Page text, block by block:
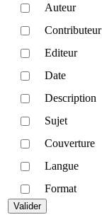
Auteur
Contributeur
Editeur
Date
Description
Sujet
Couverture
Langue
Format